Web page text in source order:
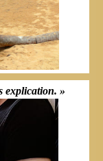
explication. »